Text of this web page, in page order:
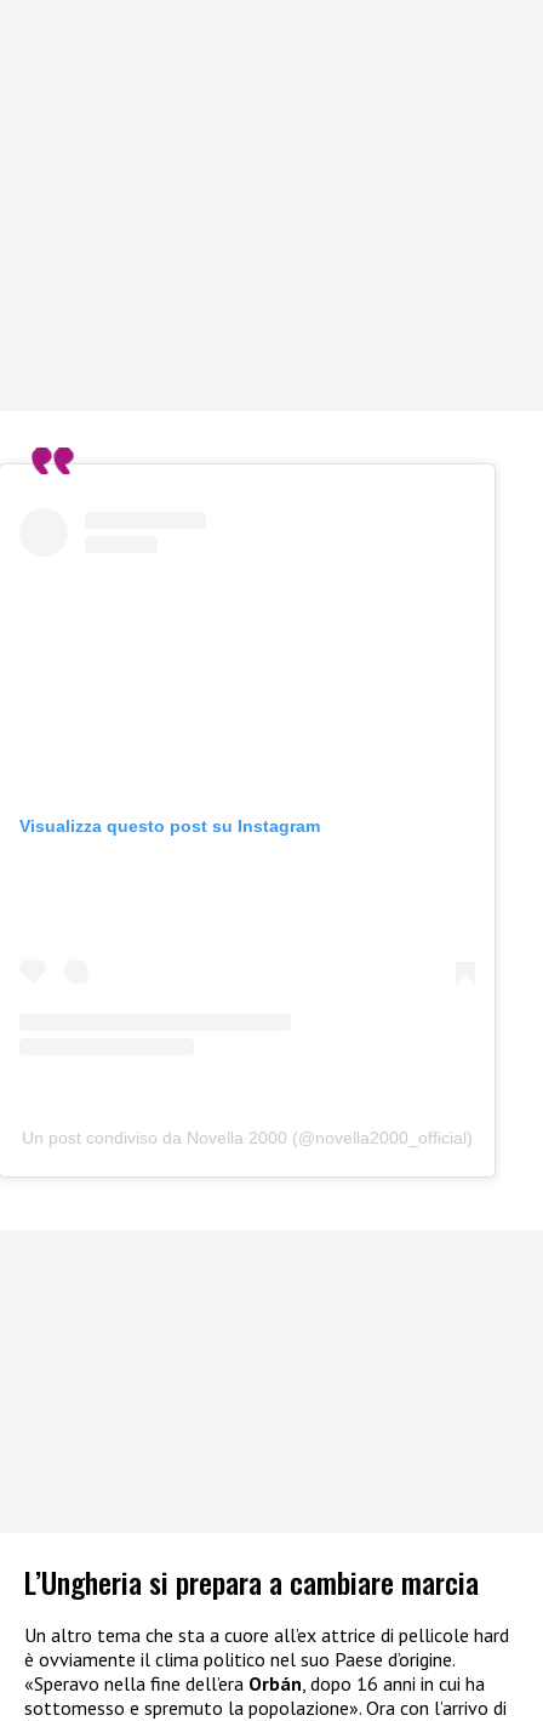
Visualizza questo post su Instagram
Un post condiviso da Novella 2000 (@novella2000_official)
L’Ungheria si prepara a cambiare marcia
Un altro tema che sta a cuore all’ex attrice di pellicole hard
è ovviamente il clima politico nel suo Paese d’origine.
«Speravo nella fine dell’era Orbán, dopo 16 anni in cui ha
sottomesso e spremuto la popolazione». Ora con l’arrivo di